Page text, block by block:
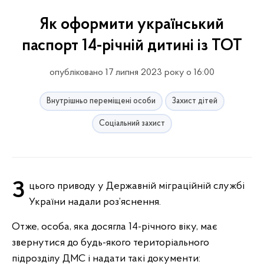
Як оформити український
паспорт 14-річній дитині із ТОТ
опубліковано 17 липня 2023 року о 16:00
Внутрішньо переміщені особи Захист дітей
Соціальний захист
З цього приводу у Державній міграційній службі України надали роз’яснення.
Отже, особа, яка досягла 14-річного віку, має
звернутися до будь-якого територіального
підрозділу ДМС і надати такі документи: